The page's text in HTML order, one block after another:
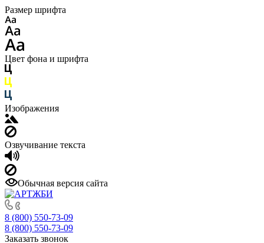
Размер шрифта
Цвет фона и шрифта
Изображения
Озвучивание текста
Обычная версия сайта
8 (800) 550-73-09
8 (800) 550-73-09
Заказать звонок